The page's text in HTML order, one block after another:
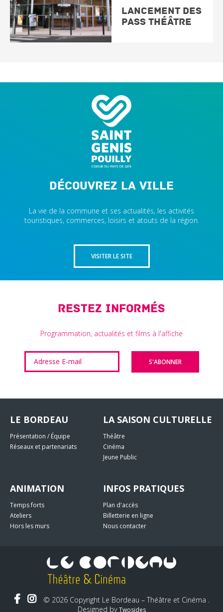
Lancement des
PASS théâtre
Découvrez la ville
La vie de la commune et ses actualités, les activités
touristiques, commerces, loisirs et atouts de la région.
VISITER LE SITE
Restez informés
Programmation, actualités et films à l'affiche
LE BORDEAU
Présentation / Équipe
Réseaux et partenariats
LA SAISON CULTURELLE
Théâtre
Cinéma
Jeune Public
ANIMATION
Temps forts
Ateliers
Hors les murs
INFOS PRATIQUES
Plan d'accès
Billetterie en ligne
Nous contacter
© 2026 Copyright Le Bordeau – Théâtre et Cinéma .
Designed byTwosides